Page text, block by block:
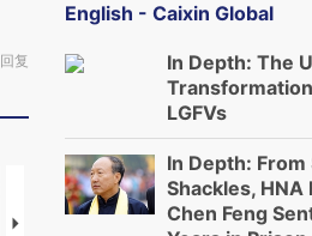
回复
马航飞行员跨国走私7万
视线｜被称为“
English - Caixin Global
In Depth: The
LGFVs
In Depth: From
Shackles, HNA
Chen Feng